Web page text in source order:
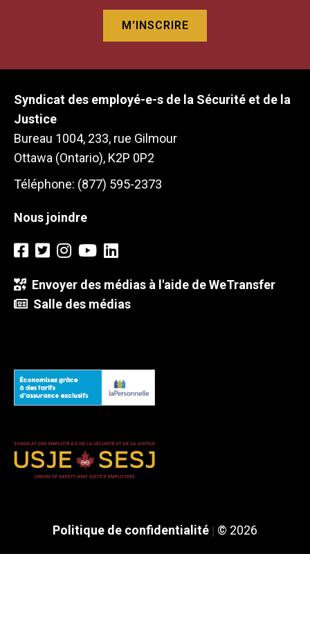
Syndicat des employé-e-s de la Sécurité et de la
Justice
Bureau 1004, 233, rue Gilmour
Ottawa (Ontario), K2P 0P2
Téléphone: (877) 595-2373
Nous joindre
Envoyer des médias à l'aide de WeTransfer
Salle des médias
Politique de confidentialité © 2026